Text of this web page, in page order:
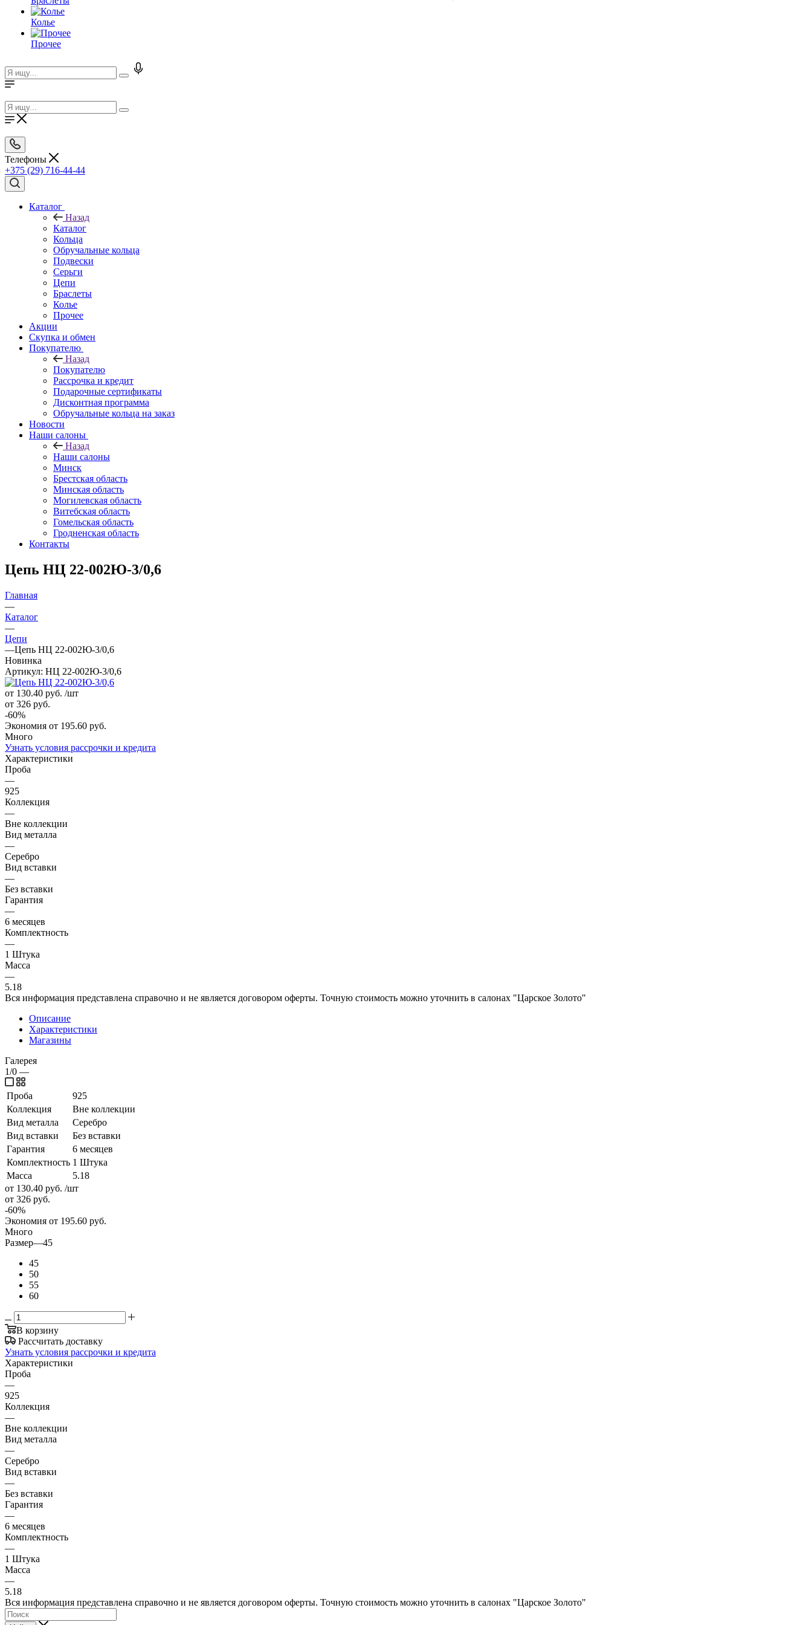
Колье
Прочее
Телефоны
+375 (29) 716-44-44
Каталог
Назад
Каталог
Кольца
Обручальные кольца
Подвески
Серьги
Цепи
Браслеты
Колье
Прочее
Акции
Скупка и обмен
Покупателю
Назад
Покупателю
Рассрочка и кредит
Подарочные сертификаты
Дисконтная программа
Обручальные кольца на заказ
Новости
Наши салоны
Назад
Наши салоны
Минск
Брестская область
Минская область
Могилевская область
Витебская область
Гомельская область
Гродненская область
Контакты
Цепь НЦ 22-002Ю-3/0,6
Главная
—
Каталог
—
Цепи
—Цепь НЦ 22-002Ю-3/0,6
Новинка
Артикул: НЦ 22-002Ю-3/0,6
от 130.40 руб. /шт
от 326 руб.
-60%
Экономия от 195.60 руб.
Много
Узнать условия рассрочки и кредита
Характеристики
Проба
—
925
Коллекция
—
Вне коллекции
Вид металла
—
Серебро
Вид вставки
—
Без вставки
Гарантия
—
6 месяцев
Комплектность
—
1 Штука
Масса
—
5.18
Вся информация представлена справочно и не является договором оферты. Точную стоимость можно уточнить в салонах "Царское Золото"
Описание
Характеристики
Магазины
Галерея
1/0 —
Проба
925
Коллекция
Вне коллекции
Вид металла
Серебро
Вид вставки
Без вставки
Гарантия
6 месяцев
Комплектность 1 Штука
Масса
5.18
от 130.40 руб. /шт
от 326 руб.
-60%
Экономия от 195.60 руб.
Много
Размер—45
45
50
55
60
В корзину
Рассчитать доставку
Узнать условия рассрочки и кредита
Характеристики
Проба
—
925
Коллекция
—
Вне коллекции
Вид металла
—
Серебро
Вид вставки
—
Без вставки
Гарантия
—
6 месяцев
Комплектность
—
1 Штука
Масса
—
5.18
Вся информация представлена справочно и не является договором оферты. Точную стоимость можно уточнить в салонах "Царское Золото"